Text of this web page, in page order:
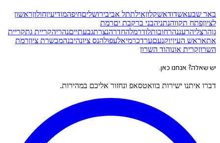
באר שבעאשדודאשקלוןאילתתל אביבירושליםחיפהמודיעיןחולוןראשון
לציוןפתח תקווהנתניהבני ברקבת יםרמת
גןהרצליהרעננהרחובותלודרמלהחדרהנצרתגבעתייםנהריהקריית גתקריית
אתאראש העיןיוקנעםערדכרמיאלעפולהנס ציונהיבנהמבשרת ציוןרמת
השרוןקרית אונוהוד השרון
יש שאלה? אנחנו כאן.
דברו איתנו ישירות בוואטסאפ ונחזור אליכם במהירות.